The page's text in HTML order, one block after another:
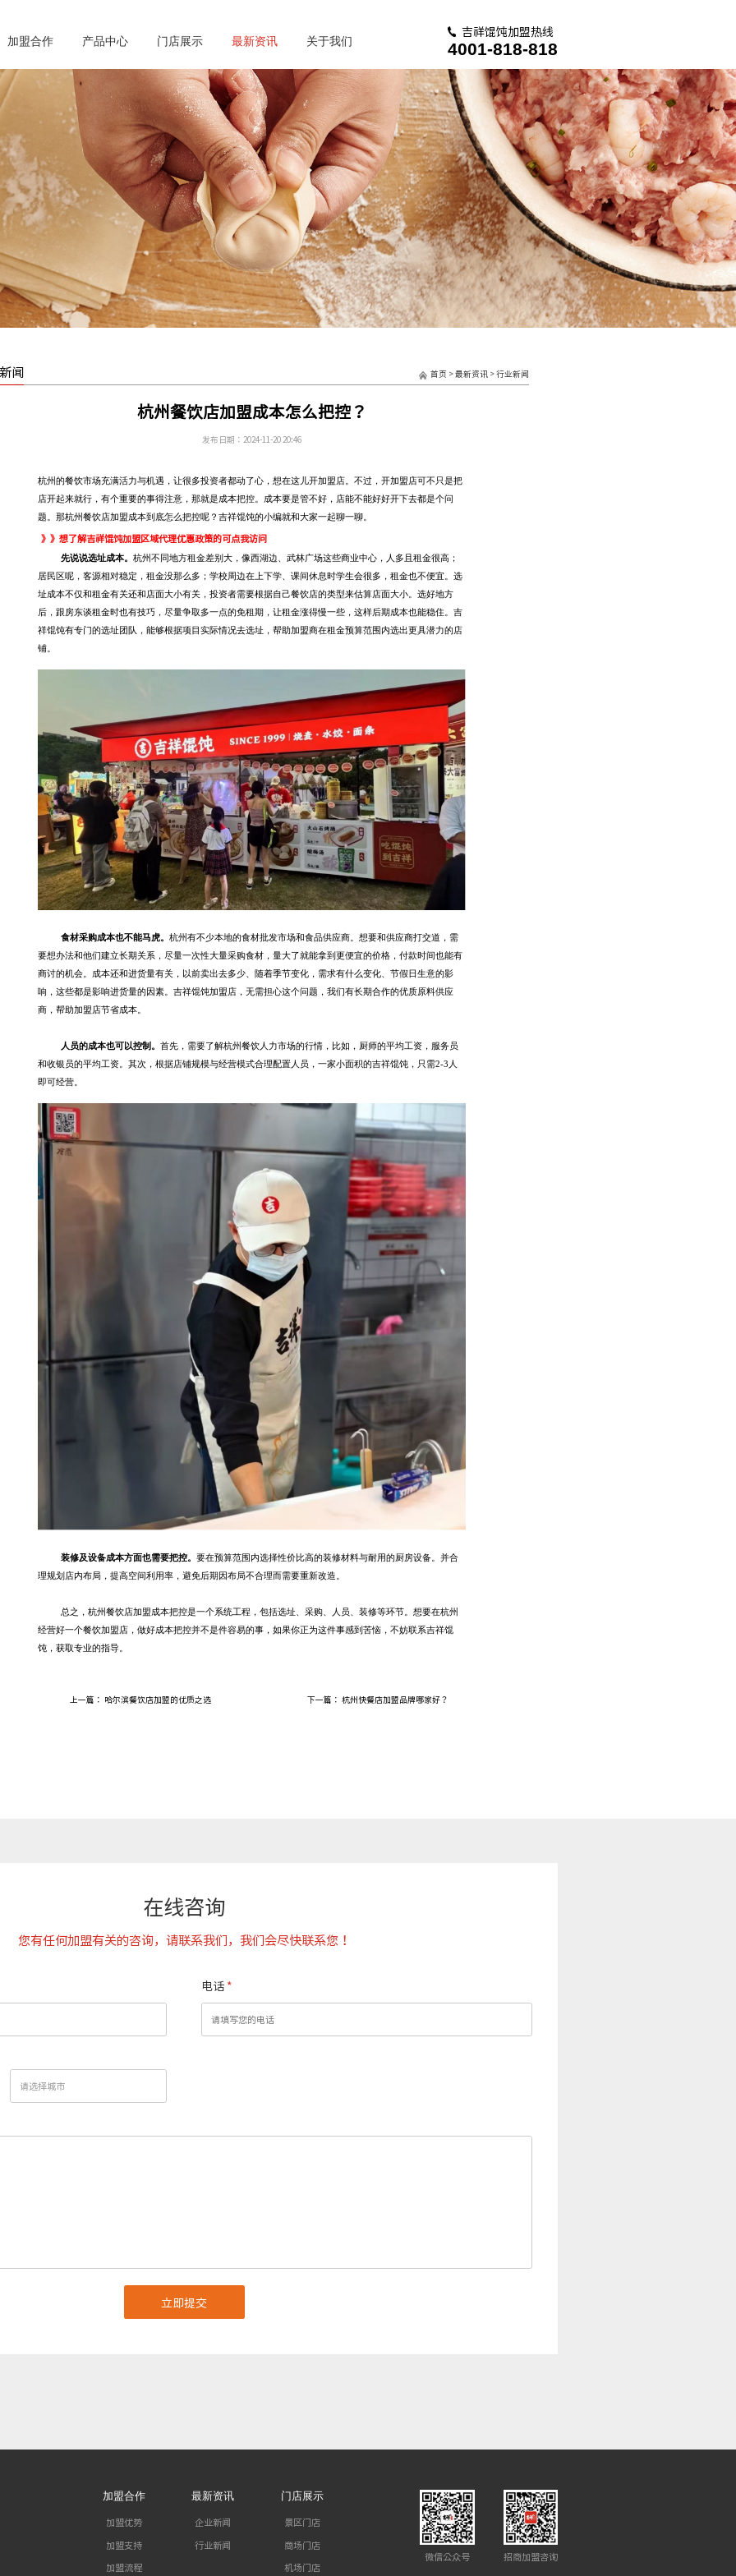
加盟合作 产品中心 门店展示 最新资讯 关于我们
吉祥馄饨加盟热线
4001-818-818
闻 首页 >最新资讯 >行业新闻
杭州餐饮店加盟成本怎么把控？
发布日期：2024-11-20 20:46
杭州的餐饮市场充满活力与机遇，让很多投资者都动了心，想在这儿开加盟店。不过，开加盟店可不只是把
店开起来就行，有个重要的事得注意，那就是成本把控。成本要是管不好，店能不能好好开下去都是个问
题 。那杭州餐饮店加盟成本到底怎么把控呢？ 吉祥馄饨的小编就和大家一起聊一聊。
》》想了解吉祥馄饨加盟区域代理优惠政策的可点我访问
先说说选址成本。 杭州不同地方租金差别大，像西湖边、武林广场这些商业中心，人多 且租金很高；
居民区呢，客源相对稳定，租金没那么多 ；学校周边在上下学、课间休息时学生会很多 ，租金也不便宜。 选
址成本不仅和租金有关还和店面大小有关，投资者需要根据自己餐饮店的类型来估算店面大小。 选好地方
后，跟房东谈租金时也有技巧，尽量争取多一点的免租期，让租金涨得慢一些， 这样后期成本也能稳住。 吉
祥馄饨有专门的选址团队，能够根据项目实际情况去选址，帮助加盟商在租金预算范围内选出更具潜力的店
铺。
食材采购成本也不能马虎。 杭州有不少本地的食材批发市场和食品供应商。 想要和供应商打交道， 需
要想办法和他们建立长期关系， 尽量一次性大量采购食材， 量大了就能拿到更便宜的价格，付款时间也能有
商讨的机会。 成本还和进货量有关，以前卖出去多少、 随着季节变化， 需求有什么变化、节假日生意的影
响 ，这些都是影响进货量的因素。 吉祥馄饨加盟店，无需担心这个问题，我们有长期合作的优质原料供应
商，帮助加盟店节省成本。
人员的成本也可以控制 。 首先，需要了解杭州餐饮人力市场的行情， 比如， 厨师的平均工资，服务员
和收银员的平均工资。 其次， 根据店铺规模与经营模式合理配置人员， 一家小面积的吉祥馄饨，只需2-3人
即可经营。
装修及设备成本方面也需要把控。 要在预算范围内选择性价比高的装修材料与耐用的厨房设备。 并合
理规划店内布局，提高空间利用率，避免后期因布局不合理而需要重新改造。
总之，杭州餐饮店加盟成本把控是一个系统工程， 包括选址、采购、人员、装修等环节。 想要在杭州
经营好一个餐饮加盟店，做好成本把控并不是件容易的事，如果你正为这件事感到苦恼，不妨联系吉祥馄
饨，获取专业的指导。
上一篇： 哈尔滨餐饮店加盟的优质之选 下一篇： 杭州快餐店加盟品牌哪家好？
在线咨询
您有任何加盟有关的咨询，请联系我们，我们会尽快联系您！
电话 *
加盟合作
加盟优势
加盟支持
加盟流程
最新资讯
企业新闻
行业新闻
门店展示
景区门店
商场门店
机场门店
微信公众号 招商加盟咨询